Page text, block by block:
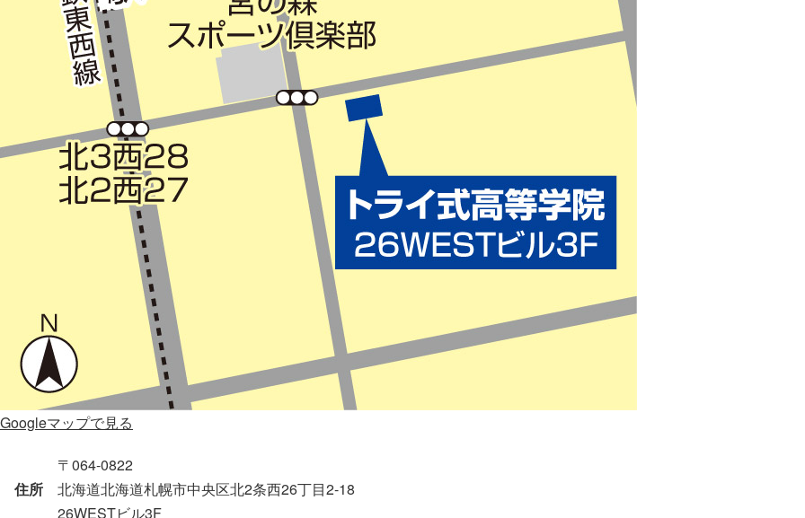
Googleマップで見る
住所
〒064-0822
北海道北海道札幌市中央区北2条西26丁目2-18
26WESTビル3F